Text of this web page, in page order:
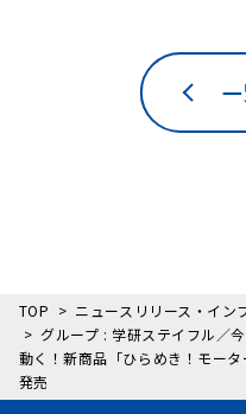
TOP
ニュースリリース・イン
グループ : 学研ステイフル／
動く！新商品「ひらめき！モー
発売